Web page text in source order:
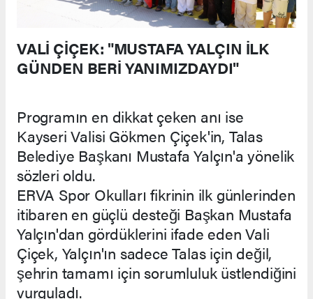
VALİ ÇİÇEK: "MUSTAFA YALÇIN İLK
GÜNDEN BERİ YANIMIZDAYDI"
Programın en dikkat çeken anı ise
Kayseri Valisi Gökmen Çiçek'in, Talas
Belediye Başkanı Mustafa Yalçın'a yönelik
sözleri oldu.
ERVA Spor Okulları fikrinin ilk günlerinden
itibaren en güçlü desteği Başkan Mustafa
Yalçın'dan gördüklerini ifade eden Vali
Çiçek, Yalçın'ın sadece Talas için değil,
şehrin tamamı için sorumluluk üstlendiğini
vurguladı.